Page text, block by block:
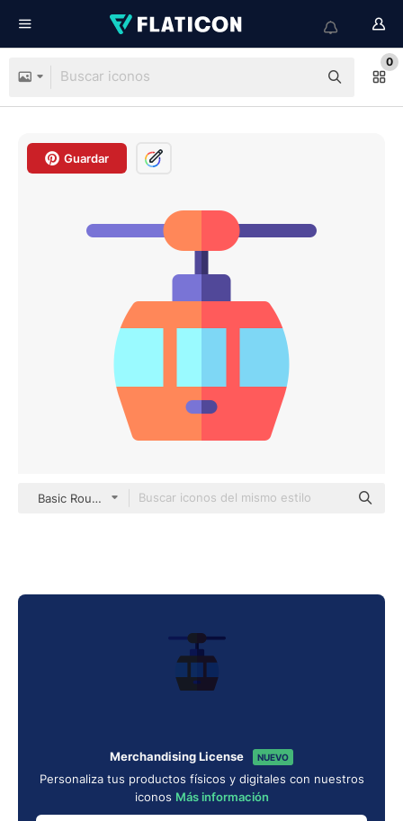
0
Guardar
Basic Rounded Flat
Merchandising License NUEVO
Personaliza tus productos físicos y digitales con nuestros
iconos Más información